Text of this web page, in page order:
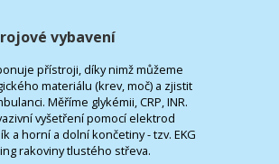
vybavení
přístroji, díky nimž můžeme
materiálu (krev, moč) a zjistit
Měříme glykémii, CRP, INR.
vyšetření pomocí elektrod
a horní a dolní končetiny - tzv. EKG
rakoviny tlustého střeva.